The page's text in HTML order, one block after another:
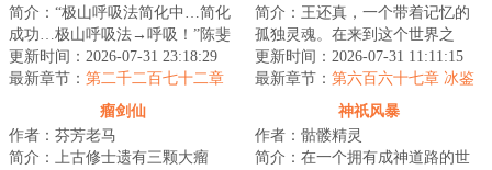
简介：“极山呼吸法简化中…简化
成功…极山呼吸法→呼吸！”陈斐
深吸了一口气。“极山呼吸法经验
值+。”...
更新时间：2026-07-31 23:18:29
最新章节： 第二千二百七十二章
简介：王还真，一个带着记忆的
孤独灵魂。在来到这个世界之
后，亲眼目睹了金人屠村。他和
来送饭的少女侥幸...
更新时间：2026-07-31 11:11:15
最新章节： 第六百六十七章 冰鉴
瘤剑仙
作者：芬芳老马
简介：上古修士遗有三颗大瘤
神祇风暴
作者：骷髅精灵
简介：在一个拥有成神道路的世